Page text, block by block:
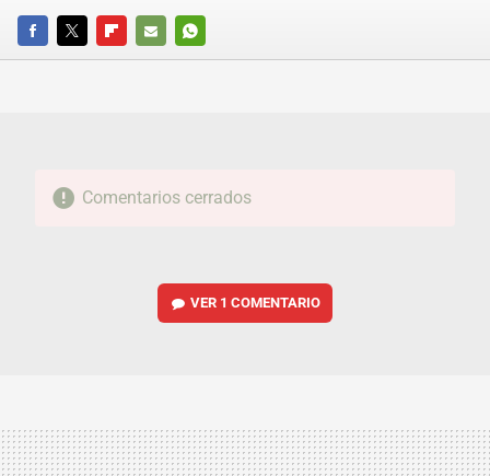
FACEBOOKTWITTERFLIPBOARD
E-
WHATSAPP
Comentarios cerrados
VER 1 COMENTARIO